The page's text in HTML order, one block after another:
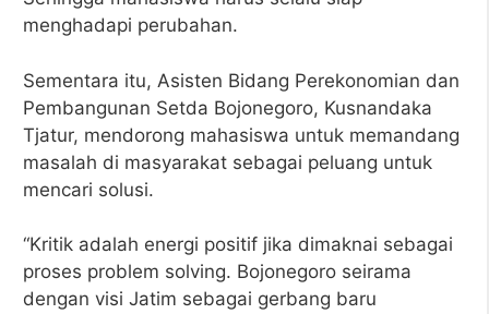
menghadapi perubahan.
Sementara itu, Asisten Bidang Perekonomian dan
Pembangunan Setda Bojonegoro, Kusnandaka
Tjatur, mendorong mahasiswa untuk memandang
masalah di masyarakat sebagai peluang untuk
mencari solusi.
“Kritik adalah energi positif jika dimaknai sebagai
proses problem solving. Bojonegoro seirama
dengan visi Jatim sebagai gerbang baru